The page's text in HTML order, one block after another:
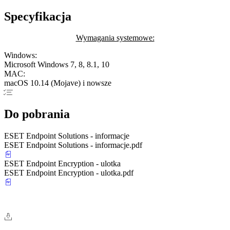
Specyfikacja
Wymagania systemowe:
Windows:
Microsoft Windows 7, 8, 8.1, 10
MAC:
macOS 10.14 (Mojave) i nowsze
Do pobrania
ESET Endpoint Solutions - informacje
ESET Endpoint Solutions - informacje.pdf
ESET Endpoint Encryption - ulotka
ESET Endpoint Encryption - ulotka.pdf